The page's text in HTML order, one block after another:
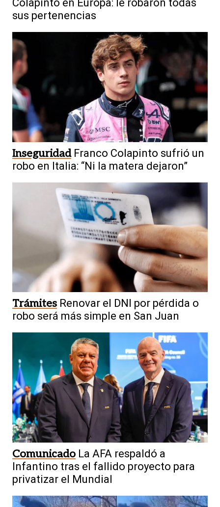
Colapinto en Europa: le robaron todas
sus pertenencias
Inseguridad Franco Colapinto sufrió un
robo en Italia: “Ni la matera dejaron”
Trámites Renovar el DNI por pérdida o
robo será más simple en San Juan
Comunicado La AFA respaldó a
Infantino tras el fallido proyecto para
privatizar el Mundial